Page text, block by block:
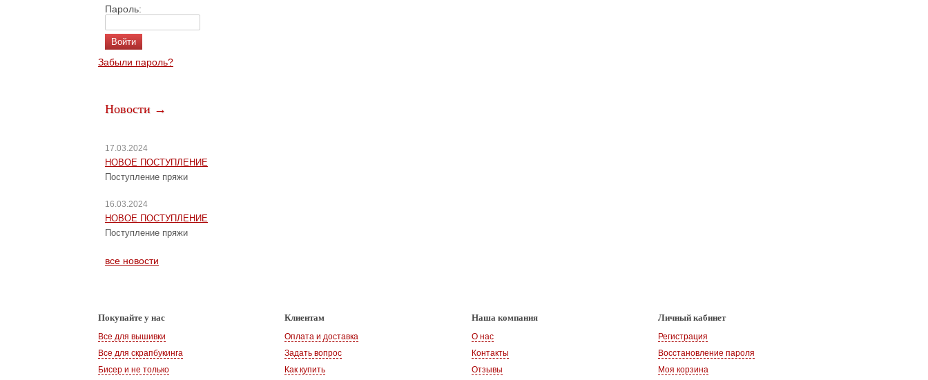
Пароль:
Забыли пароль?
Новости →
17.03.2024
НОВОЕ ПОСТУПЛЕНИЕ
Поступление пряжи
16.03.2024
НОВОЕ ПОСТУПЛЕНИЕ
Поступление пряжи
все новости
Покупайте у нас
Все для вышивки
Все для скрапбукинга
Бисер и не только
Клиентам
Оплата и доставка
Задать вопрос
Как купить
Наша компания
О нас
Контакты
Отзывы
Личный кабинет
Регистрация
Восстановление пароля
Моя корзина